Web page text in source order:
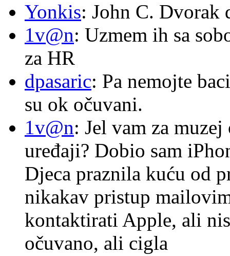
Yonkis: John C. Dvorak
1v@n: Uzmem ih sa
za HR
dpasaric: Pa nemojte
su ok očuvani.
1v@n: Jel vam za
uređaji? Dobio sam
Djeca praznila kuću od
nikakav pristup
kontaktirati Apple, ali
očuvano, ali cigla